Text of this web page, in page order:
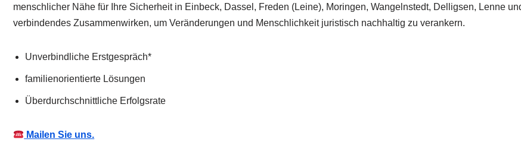
menschlicher Nähe für Ihre Sicherheit in Einbeck, Dassel, Freden (Leine), Moringen, Wangelnstedt, Delligsen, Lenne
verbindendes Zusammenwirken, um Veränderungen und Menschlichkeit juristisch nachhaltig zu verankern.
Unverbindliche Erstgespräch*
familienorientierte Lösungen
Überdurchschnittliche Erfolgsrate
Mailen Sie uns.